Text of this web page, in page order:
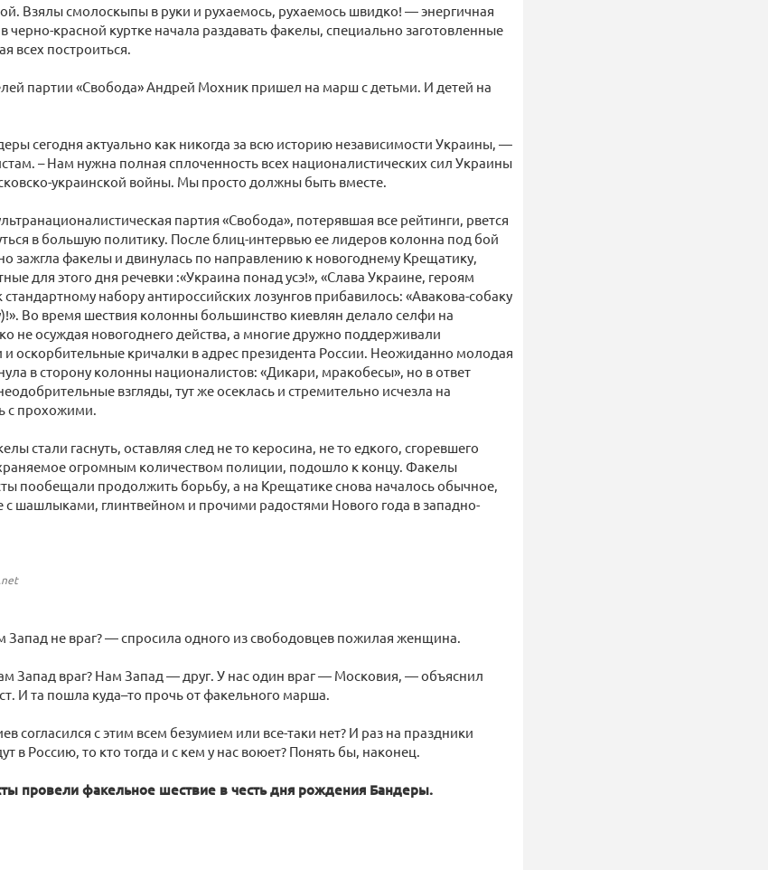
Взялы смолоскыпы в руки и рухаемось, рухаемось швидко! — энергичная
черно-красной куртке начала раздавать факелы, специально заготовленные
всех построиться.
партии «Свобода» Андрей Мохник пришел на марш с детьми. И детей на
сегодня актуально как никогда за всю историю независимости Украины, —
– Нам нужна полная сплоченность всех националистических сил Украины
украинской войны. Мы просто должны быть вместе.
партия «Свобода», потерявшая все рейтинги, рвется
в большую политику. После блиц-интервью ее лидеров колонна под бой
зажгла факелы и двинулась по направлению к новогоднему Крещатику,
для этого дня речевки :«Украина понад усэ!», «Слава Украине, героям
стандартному набору антироссийских лозунгов прибавилось: «Авакова-собаку
Во время шествия колонны большинство киевлян делало селфи на
не осуждая новогоднего действа, а многие дружно поддерживали
и оскорбительные кричалки в адрес президента России. Неожиданно молодая
в сторону колонны националистов: «Дикари, мракобесы», но в ответ
взгляды, тут же осеклась и стремительно исчезла на
с прохожими.
стали гаснуть, оставляя след не то керосина, не то едкого, сгоревшего
огромным количеством полиции, подошло к концу. Факелы
пообещали продолжить борьбу, а на Крещатике снова началось обычное,
с шашлыками, глинтвейном и прочими радостями Нового года в западно-
Запад не враг? — спросила одного из свободовцев пожилая женщина.
Запад враг? Нам Запад — друг. У нас один враг — Московия, — объяснил
И та пошла куда–то прочь от факельного марша.
согласился с этим всем безумием или все-таки нет? И раз на праздники
в Россию, то кто тогда и с кем у нас воюет? Понять бы, наконец.
провели факельное шествие в честь дня рождения Бандеры.